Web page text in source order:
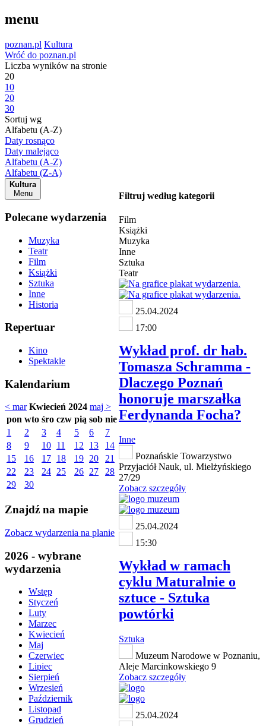
menu
poznan.pl Kultura
Wróć do poznan.pl
Liczba wyników na stronie
20
10
20
30
Sortuj wg
Alfabetu (A-Z)
Daty rosnąco
Daty malejąco
Alfabetu (A-Z)
Alfabetu (Z-A)
Kultura
Menu
Polecane wydarzenia
Muzyka
Teatr
Film
Książki
Sztuka
Inne
Historia
Repertuar
Kino
Spektakle
Kalendarium
< mar Kwiecień 2024 maj >
pon wto śro czw pią sob nie
1
2 3 4 5 6
7
8
9 10 11 12 13
14
15
16 17 18 19 20
21
22
23 24 25 26 27
28
29
30
Znajdź na mapie
Zobacz wydarzenia na planie
2026 - wybrane
wydarzenia
Wstęp
Styczeń
Luty
Marzec
Kwiecień
Maj
Czerwiec
Lipiec
Sierpień
Wrzesień
Październik
Listopad
Grudzień
Filtruj według kategorii
Film
Książki
Muzyka
Inne
Sztuka
Teatr
25.04.2024
17:00
Wykład prof. dr hab.
Tomasza Schramma -
Dlaczego Poznań
honoruje marszałka
Ferdynanda Focha?
Inne
Poznańskie Towarzystwo
Przyjaciół Nauk, ul. Mielżyńskiego
27/29
Zobacz szczegóły
25.04.2024
15:30
Wykład w ramach
cyklu Maturalnie o
sztuce - Sztuka
powtórki
Sztuka
Muzeum Narodowe w Poznaniu,
Aleje Marcinkowskiego 9
Zobacz szczegóły
25.04.2024